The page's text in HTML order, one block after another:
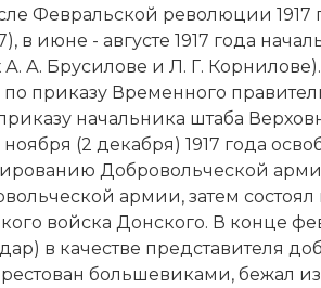
Февральской ре­во­лю­ции 1917
в ию­не - августе 1917 года
А. Бру­си­ло­ве и Л. Г. Кор­ни­ло­ве
по при­ка­зу Вре­мен­но­го
начальника шта­ба
(2 декабря) 1917 года
Доб­ро­воль­че­ской
ар­мии, за­тем
вой­ска Дон­ско­го. В конце
в ка­че­ст­ве пред­ста­ви­те­ля
боль­ше­ви­ка­ми, бе­жал